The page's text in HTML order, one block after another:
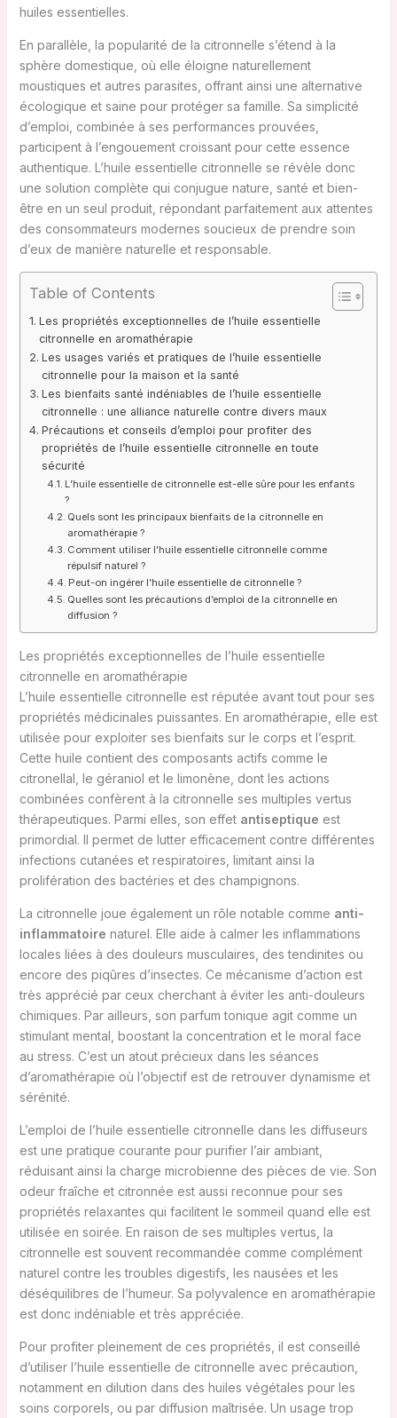
huiles essentielles.
En parallèle, la popularité de la citronnelle s’étend à la
sphère domestique, où elle éloigne naturellement
moustiques et autres parasites, offrant ainsi une alternative
écologique et saine pour protéger sa famille. Sa simplicité
d’emploi, combinée à ses performances prouvées,
participent à l’engouement croissant pour cette essence
authentique. L’huile essentielle citronnelle se révèle donc
une solution complète qui conjugue nature, santé et bien-
être en un seul produit, répondant parfaitement aux attentes
des consommateurs modernes soucieux de prendre soin
d’eux de manière naturelle et responsable.
Table of Contents
Les propriétés exceptionnelles de l’huile essentielle
citronnelle en aromathérapie
Les usages variés et pratiques de l’huile essentielle
citronnelle pour la maison et la santé
Les bienfaits santé indéniables de l’huile essentielle
citronnelle : une alliance naturelle contre divers maux
Précautions et conseils d’emploi pour profiter des
propriétés de l’huile essentielle citronnelle en toute
sécurité
L’huile essentielle de citronnelle est-elle sûre pour les enfants
?
Quels sont les principaux bienfaits de la citronnelle en
aromathérapie ?
Comment utiliser l’huile essentielle citronnelle comme
répulsif naturel ?
Peut-on ingérer l’huile essentielle de citronnelle ?
Quelles sont les précautions d’emploi de la citronnelle en
diffusion ?
Les propriétés exceptionnelles de l’huile essentielle
citronnelle en aromathérapie
L’huile essentielle citronnelle est réputée avant tout pour ses
propriétés médicinales puissantes. En aromathérapie, elle est
utilisée pour exploiter ses bienfaits sur le corps et l’esprit.
Cette huile contient des composants actifs comme le
citronellal, le géraniol et le limonène, dont les actions
combinées confèrent à la citronnelle ses multiples vertus
thérapeutiques. Parmi elles, son effet antiseptique est
primordial. Il permet de lutter efficacement contre différentes
infections cutanées et respiratoires, limitant ainsi la
prolifération des bactéries et des champignons.
La citronnelle joue également un rôle notable comme anti-
inflammatoire naturel. Elle aide à calmer les inflammations
locales liées à des douleurs musculaires, des tendinites ou
encore des piqûres d’insectes. Ce mécanisme d’action est
très apprécié par ceux cherchant à éviter les anti-douleurs
chimiques. Par ailleurs, son parfum tonique agit comme un
stimulant mental, boostant la concentration et le moral face
au stress. C’est un atout précieux dans les séances
d’aromathérapie où l’objectif est de retrouver dynamisme et
sérénité.
L’emploi de l’huile essentielle citronnelle dans les diffuseurs
est une pratique courante pour purifier l’air ambiant,
réduisant ainsi la charge microbienne des pièces de vie. Son
odeur fraîche et citronnée est aussi reconnue pour ses
propriétés relaxantes qui facilitent le sommeil quand elle est
utilisée en soirée. En raison de ses multiples vertus, la
citronnelle est souvent recommandée comme complément
naturel contre les troubles digestifs, les nausées et les
déséquilibres de l’humeur. Sa polyvalence en aromathérapie
est donc indéniable et très appréciée.
Pour profiter pleinement de ces propriétés, il est conseillé
d’utiliser l’huile essentielle de citronnelle avec précaution,
notamment en dilution dans des huiles végétales pour les
soins corporels, ou par diffusion maîtrisée. Un usage trop